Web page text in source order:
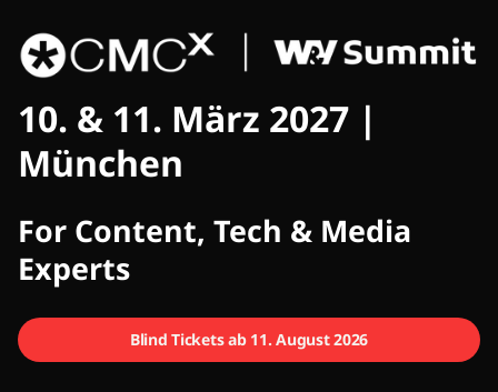
CMCX
10. & 11. März 2027 |
München
For Content, Tech & Media
Experts
Blind Tickets ab 11. August 2026